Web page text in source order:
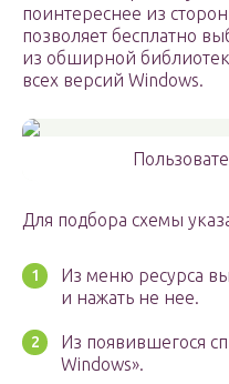
поинтереснее из
позволяет бесплатно
из обширной
всех версий Windows.
Для подбора схемы
Из меню ресурса
и нажать не нее.
Из появившегося
Windows».